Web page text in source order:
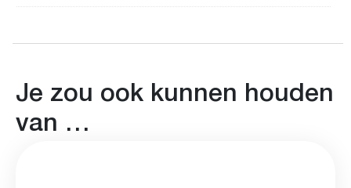
Je zou ook kunnen houden
van …